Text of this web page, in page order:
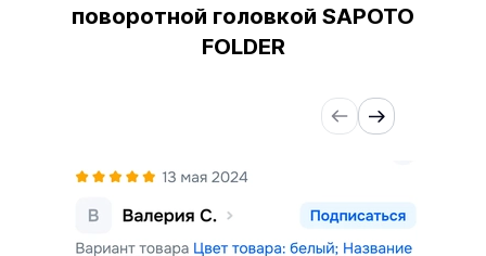
поворотной головкой SAPOTO
FOLDER